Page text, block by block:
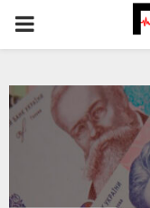
PRIMARY